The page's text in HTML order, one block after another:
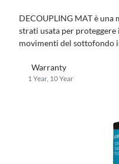
DECOUPLING MAT è una
strati usata per
movimenti del sottofondo
Warranty
1 Year, 10 Year